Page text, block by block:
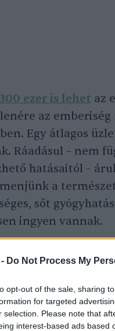
Do Not Process My
opt-out of the sale, sharing
for targeted
selection. Please note that
interest-based ads based
300 ezer is lehet az
az
Egy átlagos
Ráadásul – nem
hatásaitól –
a
sőt
ingyen vannak.